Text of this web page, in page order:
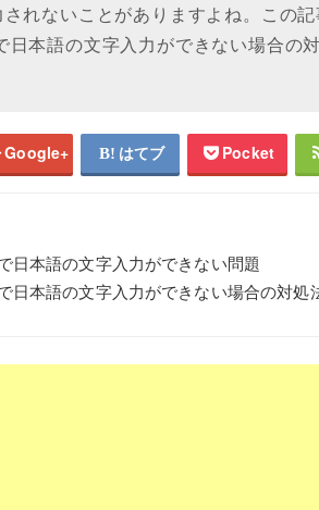
れないことがありますよね。この記
本語の文字入力ができない場合の
Google+ はてブ Pocket
日本語の文字入力ができない問題
日本語の文字入力ができない場合の対処